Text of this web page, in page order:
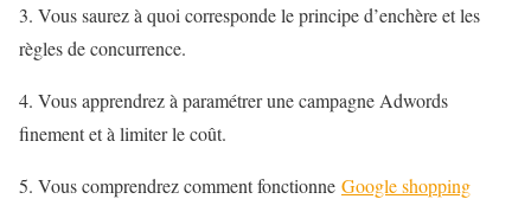
3. Vous saurez à quoi corresponde le principe d’enchère et les
règles de concurrence.
4. Vous apprendrez à paramétrer une campagne Adwords
finement et à limiter le coût.
5. Vous comprendrez comment fonctionne Google shopping